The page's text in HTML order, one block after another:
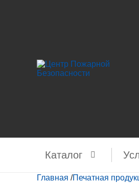
Каталог
Главная /Печатная